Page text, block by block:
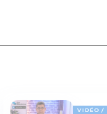
VIDÉO